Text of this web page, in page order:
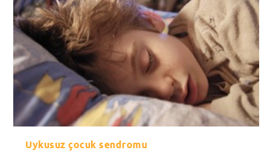
Uykusuz çocuk sendromu